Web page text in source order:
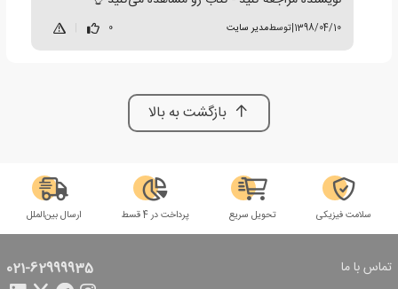
1398/04/10
|توسطمدیر سایت 0
بازگشت به بالا
سلامت فیزیکی تحویل سریع پرداخت در 4 قسط ارسال بین‌الملل
تماس با ما 021-62999935